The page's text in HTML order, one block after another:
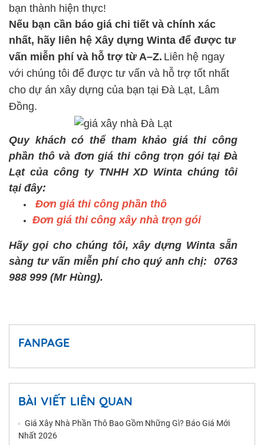
bạn thành hiện thực!
Nếu bạn cần báo giá chi tiết và chính xác
nhất, hãy liên hệ Xây dựng Winta để được tư
vấn miễn phí và hỗ trợ từ A–Z. Liên hệ ngay
với chúng tôi để được tư vấn và hỗ trợ tốt nhất
cho dự án xây dựng của bạn tại Đà Lạt, Lâm
Đồng.
Quy khách có thể tham khảo giá thi công
phần thô và đơn giá thi công trọn gói tại Đà
Lạt của công ty TNHH XD Winta chúng tôi
tại đây:
Đơn giá thi công phần thô
Đơn giá thi công xây nhà trọn gói
Hãy gọi cho chúng tôi, xây dựng Winta sẵn
sàng tư vấn miễn phí cho quý anh chị: 0763
988 999 (Mr Hùng).
FANPAGE
BÀI VIẾT LIÊN QUAN
Giá Xây Nhà Phần Thô Bao Gồm Những Gì? Báo Giá Mới
Nhất 2026